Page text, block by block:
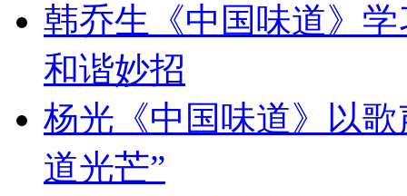
韩乔生《中国味道》
和谐妙招
杨光《中国味道》以
道光芒”